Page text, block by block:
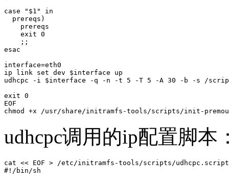
case "$1" in
  prereqs)
    prereqs
    exit 0
    ;;
esac
interface=eth0
ip link set dev $interface up
udhcpc -i $interface -q -n -t 5 -T 5 -A 30 -b -s /
exit 0
EOF
chmod +x /usr/share/initramfs-tools/scripts/init-
udhcpc调用的ip配置脚本
cat << EOF > /etc/initramfs-tools/scripts/
#!/bin/sh